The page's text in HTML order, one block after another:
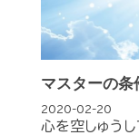
マスターの
2020-02-20
心を空しゅう